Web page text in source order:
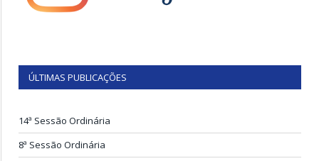
ÚLTIMAS PUBLICAÇÕES
14ª Sessão Ordinária
8ª Sessão Ordinária